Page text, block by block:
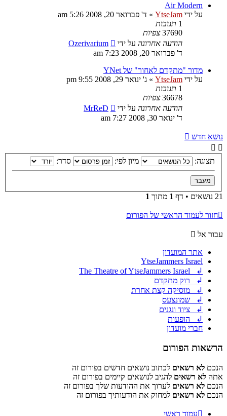
Air Modern
על ידי YtseJam
» ד' פברואר 20, 2008 5:26 am
1 תגובות
37690 צפיות
הודעה אחרונה על ידי
Ozerivarium
ד' פברואר 20, 2008 7:23 am
מדור "מתקדם לאחור" של YNet
על ידי YtseJam
» ג' ינואר 29, 2008 9:55 pm
1 תגובות
36678 צפיות
הודעה אחרונה על ידי
MrReD
ד' ינואר 30, 2008 7:27 am
נושא חדש
תצוגה: מיון לפי: סדר:
21 נושאים • דף 1 מתוך 1
חזור לעמוד הראשי של הפורום
עבור אל
אתר המועדון
YtseJammers Israel
↲ The Theatre of YtseJammers Israel
↲ רוק מתקדם
↲ מוסיקה קצת אחרת
↲ שמונצעס
↲ ציוד ונגנים
↲ הופעות
חברי מועדון
הרשאות הפורום
הנכם לא רשאים לכתוב נושאים חדשים בפורום זה
אתה לא רשאים להגיב לנושאים קיימים בפורום זה
הנכם לא רשאים לערוך את ההודעות שלך בפורום זה
הנכם לא רשאים למחוק את הודעותיך בפורום זה
עמוד ראשי